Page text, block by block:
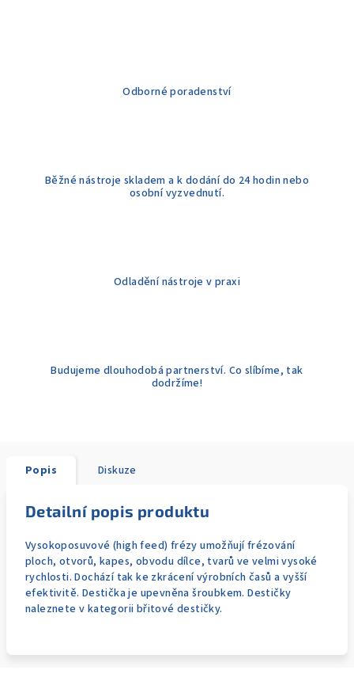
Odborné poradenství
Běžné nástroje skladem a k dodání do 24 hodin nebo
osobní vyzvednutí.
Odladění nástroje v praxi
Budujeme dlouhodobá partnerství. Co slíbíme, tak
dodržíme!
Popis Diskuze
Detailní popis produktu
Vysokoposuvové (high feed) frézy umožňují frézování
ploch, otvorů, kapes, obvodu dílce, tvarů ve velmi vysoké
rychlosti. Dochází tak ke zkrácení výrobních časů a vyšší
efektivitě. Destička je upevněna šroubkem. Destičky
naleznete v kategorii břitové destičky.